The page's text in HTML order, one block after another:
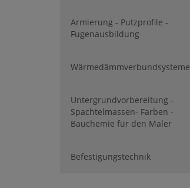
Armierung - Putzprofile -
Fugenausbildung
Wärmedämmverbundsysteme
Untergrundvorbereitung -
Spachtelmassen- Farben -
Bauchemie für den Maler
Befestigungstechnik